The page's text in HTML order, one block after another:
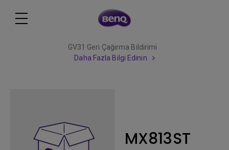
GV31 Geri Çağırma Bildirimi
Daha Fazla Bilgi Edinin
MX813ST